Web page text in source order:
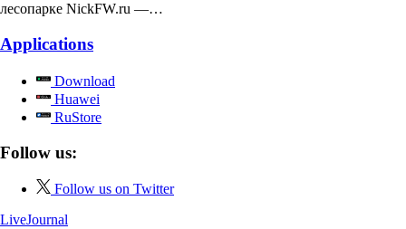
лесопарке NickFW.ru —…
Applications
Download
Huawei
RuStore
Follow us:
Follow us on Twitter
LiveJournal